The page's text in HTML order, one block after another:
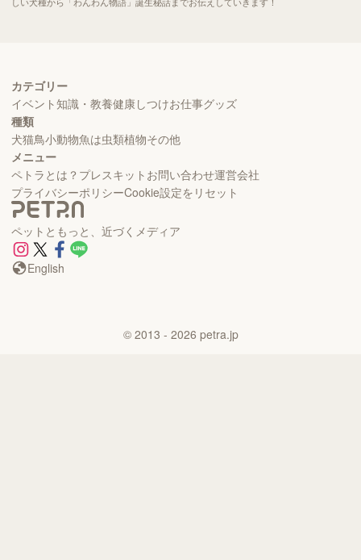
カテゴリー
イベント知識・教養健康しつけお仕事グッズ
種類
犬猫鳥小動物魚は虫類植物その他
メニュー
ペトラとは？ プレスキット お問い合わせ運営会社
プライバシーポリシーCookie設定をリセット
ペットともっと、近づくメディア
English
© 2013 - 2026 petra.jp